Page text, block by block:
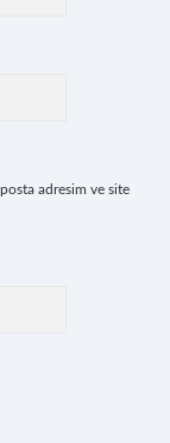
adresim ve site